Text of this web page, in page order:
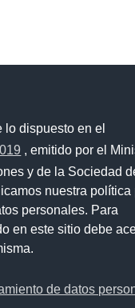
lo dispuesto en el
, emitido por el
y de la Sociedad
nuestra política
personales. Para
en este sitio debe
de datos